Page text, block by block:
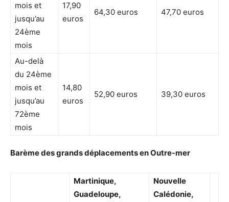
mois et
jusqu’au
24ème
mois
17,90
euros
64,30 euros 47,70 euros
Au-delà
du 24ème
mois et
jusqu’au
72ème
mois
14,80
euros
52,90 euros 39,30 euros
Barème des grands déplacements en Outre-mer
Martinique,
Guadeloupe,
Nouvelle
Calédonie,